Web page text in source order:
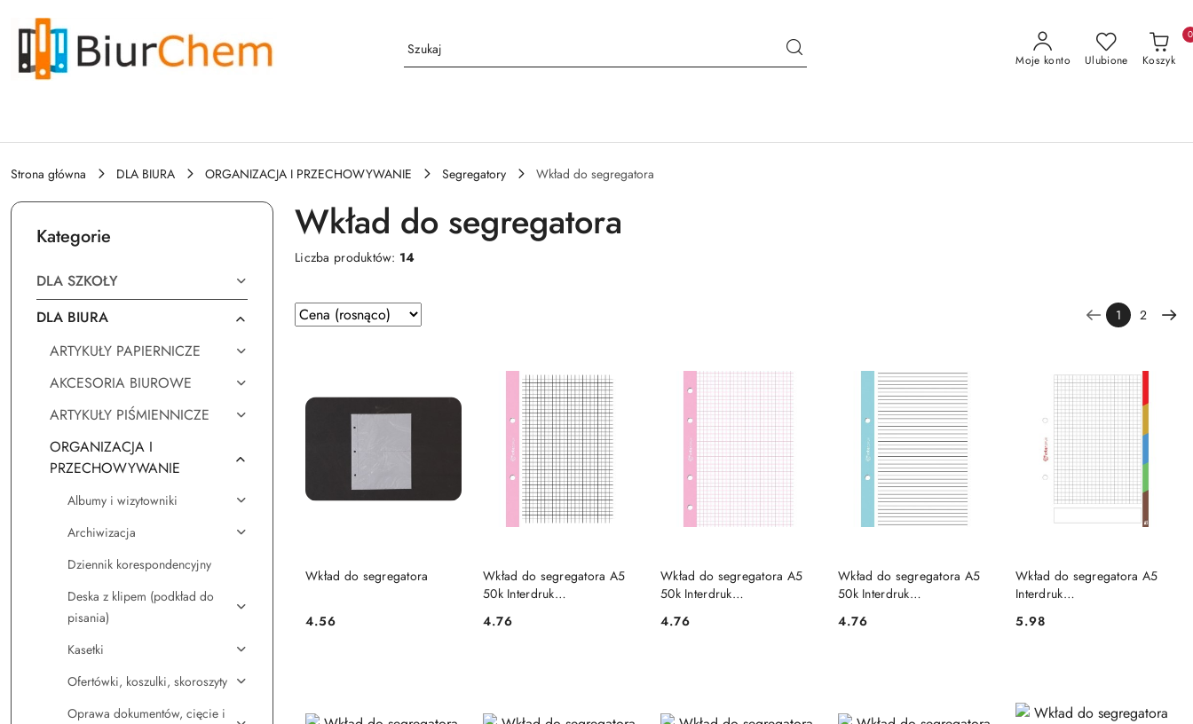
Przejdź do treści głównej
Przejdź do wyszukiwarki
Przejdź do moje konto
Przejdź do menu głównego
Przejdź do stopki
Moje konto Ulubione Koszyk
0
Strona główna DLA BIURA ORGANIZACJA I PRZECHOWYWANIE Segregatory Wkład do segregatora
Kategorie
DLA SZKOŁY
DLA BIURA
ARTYKUŁY PAPIERNICZE
AKCESORIA BIUROWE
ARTYKUŁY PIŚMIENNICZE
ORGANIZACJA I
PRZECHOWYWANIE
Albumy i wizytowniki
Archiwizacja
Dziennik korespondencyjny
Deska z klipem (podkład do
pisania)
Kasetki
Ofertówki, koszulki, skoroszyty
Oprawa dokumentów, cięcie i
Wkład do segregatora
Liczba produktów: 14
Zastosowano
sortowanie:
Sortuj
według
1 2
Wkład do segregatora
Cena:
4.56
Wkład do segregatora A5
50k Interdruk
Cena:
4.76
Wkład do segregatora A5
50k Interdruk
Cena:
4.76
Wkład do segregatora A5
50k Interdruk
Cena:
4.76
Wkład do segregatora A5
Interdruk
Cena:
5.98